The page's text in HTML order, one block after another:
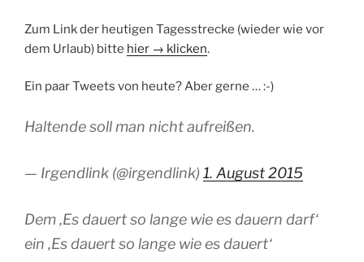
Zum Link der heutigen Tagesstrecke (wieder wie vor
dem Urlaub) bitte hier → klicken.
Ein paar Tweets von heute? Aber gerne … :-)
Haltende soll man nicht aufreißen.
— Irgendlink (@irgendlink) 1. August 2015
Dem ‚Es dauert so lange wie es dauern darf‘
ein ‚Es dauert so lange wie es dauert‘